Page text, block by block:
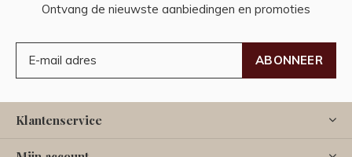
Ontvang de nieuwste aanbiedingen en promoties
ABONNEER
Klantenservice